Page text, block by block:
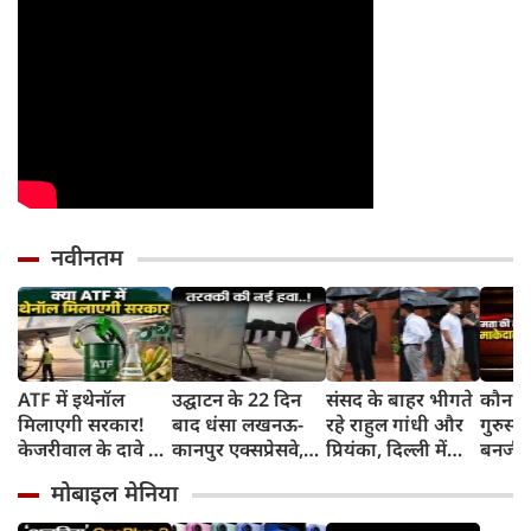
नवीनतम
ATF में इथेनॉल
मिलाएगी सरकार!
केजरीवाल के दावे पर
किंजरापु?
उद्घाटन के 22 दिन
बाद धंसा लखनऊ-
कानपुर एक्सप्रेसवे,
सड़क, अखिलेश का
तंज
संसद के बाहर भीगते
रहे राहुल गांधी और
प्रियंका, दिल्‍ली में
आनंद, वीडियो सोशल
मीडिया में वायरल
कौन
भाषण
मोबाइल मेनिया